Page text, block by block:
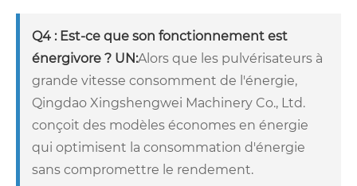
Q4 : Est-ce que son fonctionnement est
énergivore ? UN:Alors que les pulvérisateurs à
grande vitesse consomment de l'énergie,
Qingdao Xingshengwei Machinery Co., Ltd.
conçoit des modèles économes en énergie
qui optimisent la consommation d'énergie
sans compromettre le rendement.